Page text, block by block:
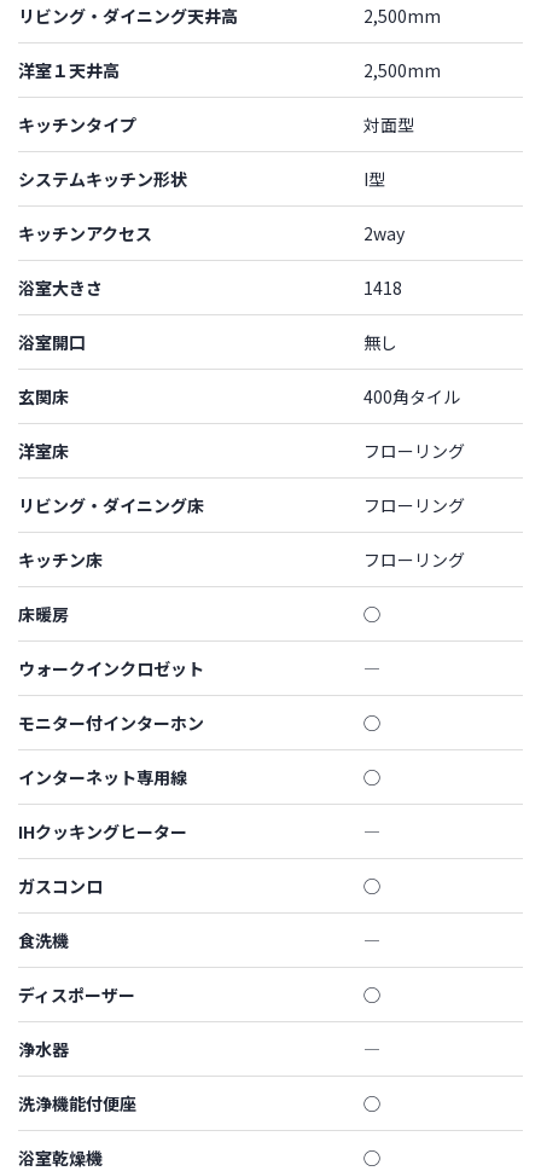
リビング・ダイニング天井高 2,500mm
洋室１天井高 2,500mm
キッチンタイプ 対面型
システムキッチン形状 I型
キッチンアクセス 2way
浴室大きさ 1418
浴室開口 無し
玄関床 400角タイル
洋室床 フローリング
リビング・ダイニング床 フローリング
キッチン床 フローリング
床暖房 ◯
ウォークインクロゼット ―
モニター付インターホン ◯
インターネット専用線 ◯
IHクッキングヒーター ―
ガスコンロ ◯
食洗機 ―
ディスポーザー ◯
浄水器 ―
洗浄機能付便座 ◯
浴室乾燥機 ◯